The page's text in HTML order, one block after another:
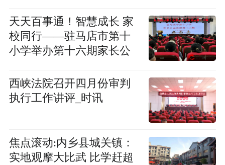
天天百事通！智慧成长 家
校同行——驻马店市第十
小学举办第十六期家长公
西峡法院召开四月份审判
执行工作讲评_时讯
焦点滚动:内乡县城关镇：
实地观摩大比武 比学赶超